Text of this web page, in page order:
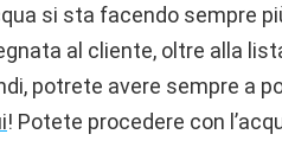
si sta facendo sempre
al cliente, oltre alla
potrete avere sempre a
! Potete procedere con